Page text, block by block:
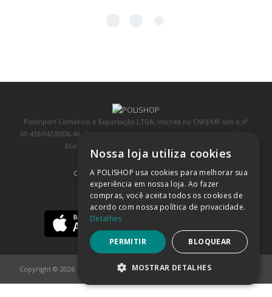
Polimport Comércio e Exportação LTDA, inscrita no CNPJ/MF sob o nº
00.436.042/0008-46, IE 407.458.707.103, com sede na Rua Kanebo, nº 175,
Distrito Industrial, Jundiaí/SP, CEP: 13213-090
COMPRA 100% SEGURA (SAIBA MAIS)
BAIXE NOSSO APP
Copyright © 2026
Nossa loja utiliza cookies
A POLISHOP usa cookies para melhorar sua
experiência em nossa loja. Ao fazer
compras, você aceita todos os cookies de
acordo com nossa política de privacidade.
Detalhes
PERMITIR BLOQUEAR
MOSTRAR DETALHES
ESTRITAMENTE NECESSÁRIOS